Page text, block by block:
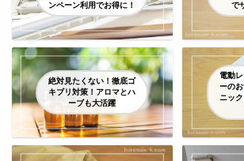
ンペーン利用でお得に！
で
絶対見たくない！徹底ゴ
キブリ対策！アロマとハ
ーブも大活躍
電動
ーの
ニッ